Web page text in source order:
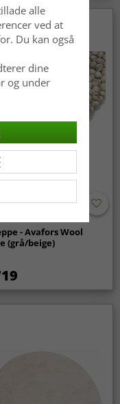
- Avafors Wool
(grå/beige)
alle
ved at
Du kan også
dine
og under